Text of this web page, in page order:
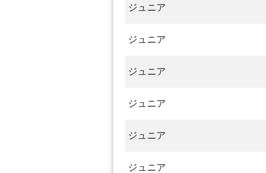
ジュニア
ジュニア
ジュニア
ジュニア
ジュニア
ジュニア